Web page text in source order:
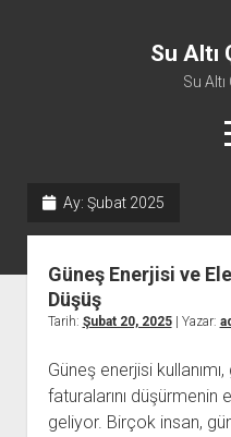
Su Altı
Su Altı
Ay: Şubat 2025
Güneş Enerjisi ve
Düşüş
Tarih: Şubat 20, 2025| Yazar:
Güneş enerjisi
faturalarını düşürmenin
geliyor. Birçok insan,